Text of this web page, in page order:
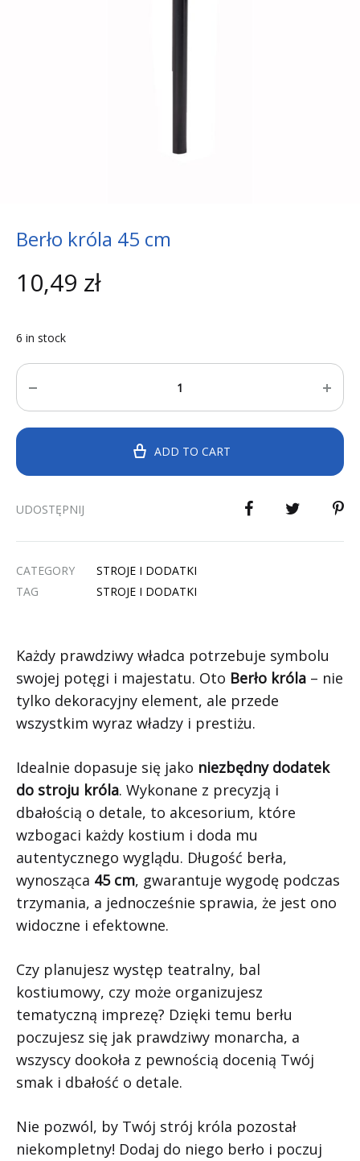
Berło króla 45 cm
10,49 zł
6 in stock
Quantity
ADD TO CART
UDOSTĘPNIJ
CATEGORY
STROJE I DODATKI
TAG
STROJE I DODATKI
Każdy prawdziwy władca potrzebuje symbolu
swojej potęgi i majestatu. Oto Berło króla – nie
tylko dekoracyjny element, ale przede
wszystkim wyraz władzy i prestiżu.
Idealnie dopasuje się jako niezbędny dodatek
do stroju króla. Wykonane z precyzją i
dbałością o detale, to akcesorium, które
wzbogaci każdy kostium i doda mu
autentycznego wyglądu. Długość berła,
wynosząca 45 cm, gwarantuje wygodę podczas
trzymania, a jednocześnie sprawia, że jest ono
widoczne i efektowne.
Czy planujesz występ teatralny, bal
kostiumowy, czy może organizujesz
tematyczną imprezę? Dzięki temu berłu
poczujesz się jak prawdziwy monarcha, a
wszyscy dookoła z pewnością docenią Twój
smak i dbałość o detale.
Nie pozwól, by Twój strój króla pozostał
niekompletny! Dodaj do niego berło i poczuj